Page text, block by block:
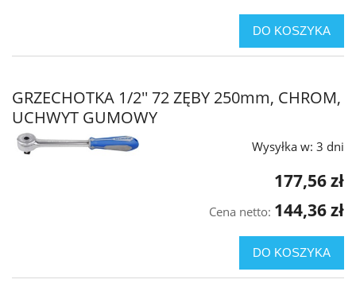
DO KOSZYKA
GRZECHOTKA 1/2'' 72 ZĘBY 250mm, CHROM,
UCHWYT GUMOWY
Wysyłka w: 3 dni
177,56 zł
Cena netto: 144,36 zł
DO KOSZYKA